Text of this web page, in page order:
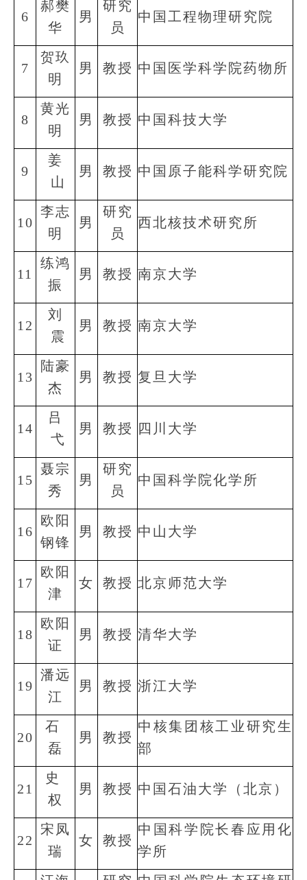
6
郝樊
华
男
研究
员
中国工程物理研究院
7
贺玖
明
男 教授 中国医学科学院药物所
8
黄光
明
男 教授 中国科技大学
9
姜
山
男 教授 中国原子能科学研究院
10
李志
明
男
研究
员
西北核技术研究所
11
练鸿
振
男 教授 南京大学
12
刘
震
男 教授 南京大学
13
陆豪
杰
男 教授 复旦大学
14
吕
弋
男 教授 四川大学
15
聂宗
秀
男
研究
员
中国科学院化学所
16
欧阳
钢锋
男 教授 中山大学
17
欧阳
津
女 教授 北京师范大学
18
欧阳
证
男 教授 清华大学
19
潘远
江
男 教授 浙江大学
20
石
磊
男 教授
中核集团核工业研究生
部
21
史
权
男 教授 中国石油大学（北京）
22
宋凤
瑞
女 教授
中国科学院长春应用化
学所